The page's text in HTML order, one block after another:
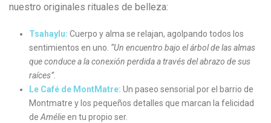
nuestro originales rituales de belleza:
Tsahaylu: Cuerpo y alma se relajan, agolpando todos los
sentimientos en uno. “Un encuentro bajo el árbol de las almas
que conduce a la conexión perdida a través del abrazo de sus
raíces”.
Le Café de MontMatre: Un paseo sensorial por el barrio de
Montmatre y los pequeños detalles que marcan la felicidad
de Amélieen tu propio ser.